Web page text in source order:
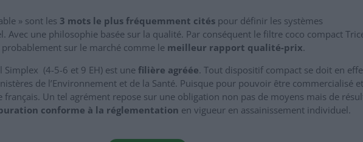
» sont les 3 mots le plus fréquemment citéspour définir les systèmes
Avec une philosophie basée sur la qualité. Par conséquent le filtre coco compact
sur le marché comme le meilleur rapport qualité-prix.
Simplex (4-5-6 et 9 EH) est unefilière agréée. Tout dispositif compact se doit en
de l’Environnement et de la Santé. Puisque pour pouvoir être commercialisé et
Un tel agrément repose sur une obligation non pas de moyens mais de
conforme à la réglementation en vigueur en assainissement individuel.